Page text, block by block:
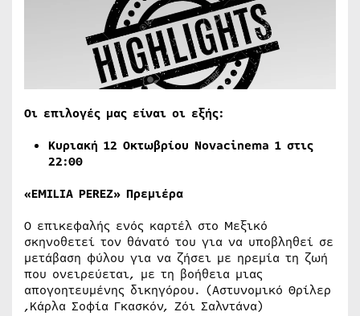
Οι επιλογές μας είναι οι εξής:
Κυριακή 12 Οκτωβρίου Νovacinema 1 στις
22:00
«EMILIA PEREZ» Πρεμιέρα
Ο επικεφαλής ενός καρτέλ στο Μεξικό
σκηνοθετεί τον θάνατό του για να υποβληθεί σε
μετάβαση φύλου για να ζήσει με ηρεμία τη ζωή
που ονειρεύεται, με τη βοήθεια μιας
απογοητευμένης δικηγόρου. (Αστυνομικό Θρίλερ
,Κάρλα Σοφία Γκασκόν, Ζόι Σαλντάνα)